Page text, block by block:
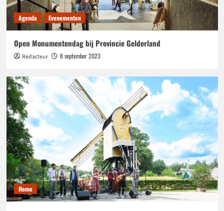
Agenda Evenementen
Open Monumentendag bij Provincie Gelderland
Redacteur 8 september 2023
Home